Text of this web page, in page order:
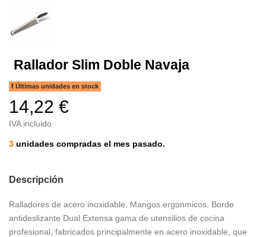
Rallador Slim Doble Navaja
Últimas unidades en stock
14,22 €
IVA incluido
3 unidades compradas el mes pasado.
Descripción
Ralladores de acero inoxidable. Mangos ergonmicos. Borde
antideslizante Dual Extensa gama de utensilios de cocina
profesional, fabricados principalmente en acero inoxidable, que